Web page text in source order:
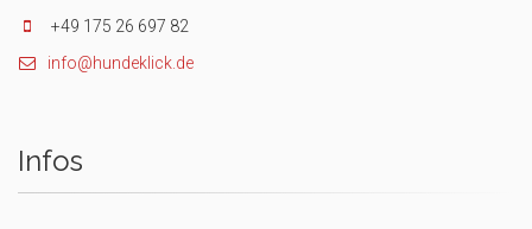
+49 175 26 697 82
info@hundeklick.de
Infos